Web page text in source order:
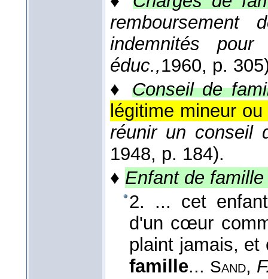
indemnités
éduc.,1960, p.
♦ Conseil de
légitime mineur
réunir un conseil
1948, p. 184).
♦ Enfant de famille
2. ... cet
d'un cœur
plaint jamais,
famille... Sand,